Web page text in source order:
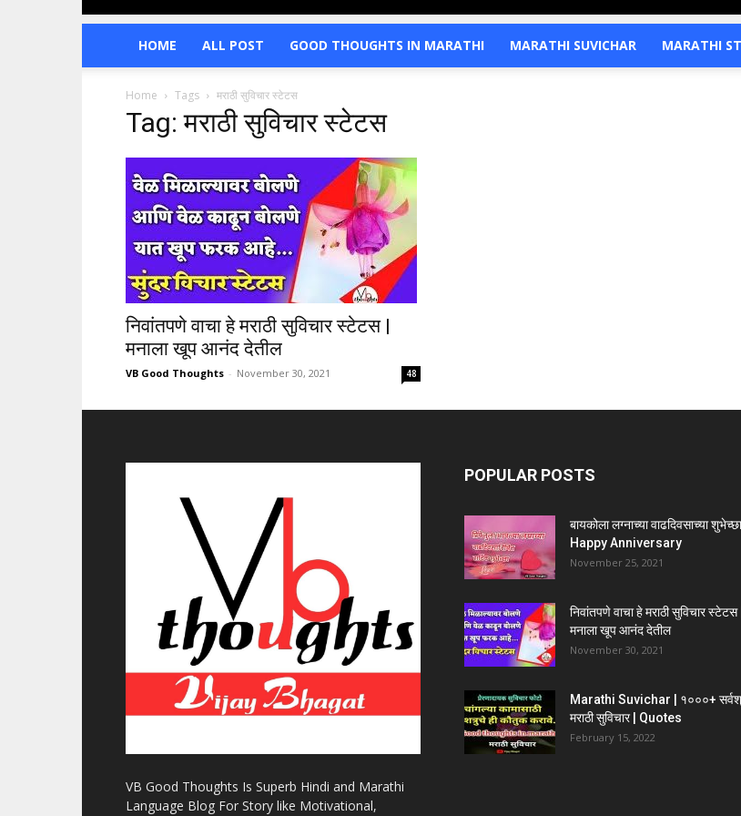
HOME ALL POST GOOD THOUGHTS IN MARATHI MARATHI SUVICHAR MARATHI
Home Tags मराठी सुविचार स्टेटस
Tag: मराठी सुविचार स्टेटस
निवांतपणे वाचा हे मराठी सुविचार स्टेटस |
मनाला खूप आनंद देतील
VB Good Thoughts - November 30, 2021 48
VB Good Thoughts Is Superb Hindi and Marathi
Language Blog For Story like Motivational,
POPULAR POSTS
बायकोला लग्नाच्या वाढदिवसाच्या
Happy Anniversary
November 25, 2021
निवांतपणे वाचा हे मराठी सुविचार स्टेटस |
मनाला खूप आनंद देतील
November 30, 2021
Marathi Suvichar | १०००+
मराठी सुविचार | Quotes
February 15, 2022